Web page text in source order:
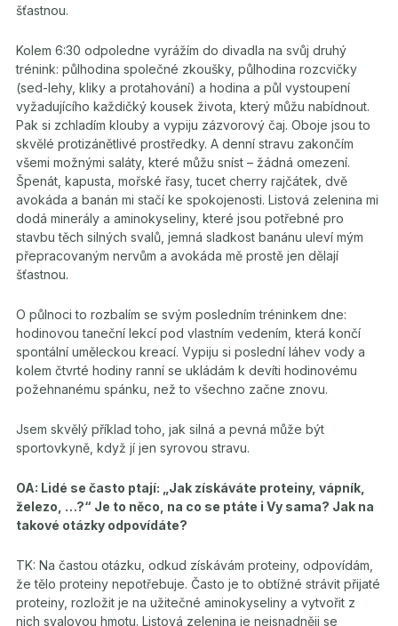
šťastnou.
Kolem 6:30 odpoledne vyrážím do divadla na svůj druhý
trénink: půlhodina společné zkoušky, půlhodina rozcvičky
(sed-lehy, kliky a protahování) a hodina a půl vystoupení
vyžadujícího každičký kousek života, který můžu nabídnout.
Pak si zchladím klouby a vypiju zázvorový čaj. Oboje jsou to
skvělé protizánětlivé prostředky. A denní stravu zakončím
všemi možnými saláty, které můžu sníst – žádná omezení.
Špenát, kapusta, mořské řasy, tucet cherry rajčátek, dvě
avokáda a banán mi stačí ke spokojenosti. Listová zelenina mi
dodá minerály a aminokyseliny, které jsou potřebné pro
stavbu těch silných svalů, jemná sladkost banánu uleví mým
přepracovaným nervům a avokáda mě prostě jen dělají
šťastnou.
O půlnoci to rozbalím se svým posledním tréninkem dne:
hodinovou taneční lekcí pod vlastním vedením, která končí
spontální uměleckou kreací. Vypiju si poslední láhev vody a
kolem čtvrté hodiny ranní se ukládám k devíti hodinovému
požehnanému spánku, než to všechno začne znovu.
Jsem skvělý příklad toho, jak silná a pevná může být
sportovkyně, když jí jen syrovou stravu.
OA: Lidé se často ptají: „Jak získáváte proteiny, vápník,
železo, …?“ Je to něco, na co se ptáte i Vy sama? Jak na
takové otázky odpovídáte?
TK: Na častou otázku, odkud získávám proteiny, odpovídám,
že tělo proteiny nepotřebuje. Často je to obtížné strávit přijaté
proteiny, rozložit je na užitečné aminokyseliny a vytvořit z
nich svalovou hmotu. Listová zelenina je nejsnadněji se